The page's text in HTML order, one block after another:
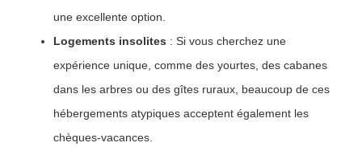
une excellente option.
Logements insolites : Si vous cherchez une
expérience unique, comme des yourtes, des cabanes
dans les arbres ou des gîtes ruraux, beaucoup de ces
hébergements atypiques acceptent également les
chèques-vacances.